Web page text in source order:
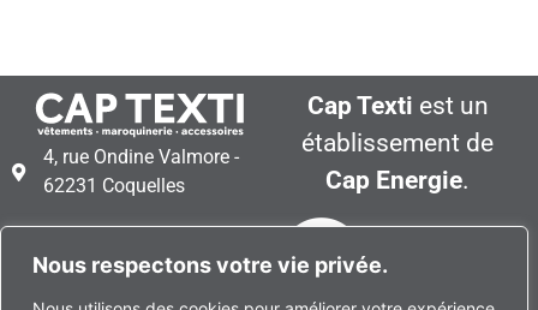
Nous respectons votre vie privée.
4, rue Ondine Valmore -
62231 Coquelles
Plan d’accès à Cap Texti
Cap Texti est un
établissement de
Cap Energie.